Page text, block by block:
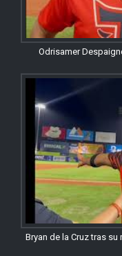
Odrisamer
Bryan de la Cruz tras